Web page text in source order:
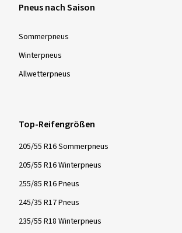
Pneus nach Saison
Sommer­pneus
Winter­pneus
Allwetter­pneus
Top-Reifengrößen
205/55 R16 Sommerpneus
205/55 R16 Winterpneus
255/85 R16 Pneus
245/35 R17 Pneus
235/55 R18 Winterpneus